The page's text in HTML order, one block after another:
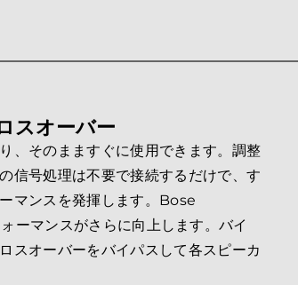
スオーバー
、そのまますぐに使用できます。調整
信号処理は不要で接続するだけで、す
マンスを発揮します。Bose
ーマンスがさらに向上します。バイ
スオーバーをバイパスして各スピーカ